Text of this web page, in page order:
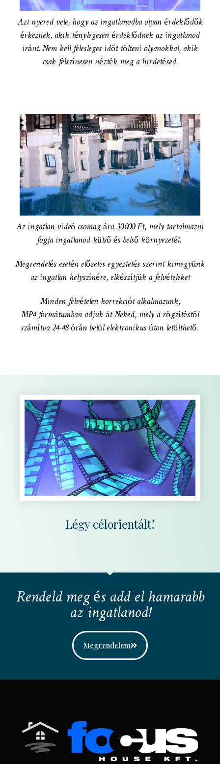
Azt nyered vele, hogy az ingatlanodba olyan érdeklődők
érkeznek, akik ténylegesen érdeklődnek az ingatlanod
iránt. Nem kell felesleges időt tölteni olyanokkal, akik
csak felszínesen nézték meg a hirdetésed.
Az ingatlan-videó csomag ára 30.000 Ft, mely tartalmazni
fogja ingatlanod külső és belső környezetét.
Megrendelés esetén előzetes egyeztetés szerint kimegyünk
az ingatlan helyszínére, elkészítjük a felvételeket
Minden felvételen korrekciót alkalmazunk,
MP4 formátumban adjuk át Neked, mely a rögzítéstől
számítva 24-48 órán belül elektronikus úton letölthető.
Légy célorientált!
Rendeld meg és add el hamarabb
az ingatlanod!
Megrendelem